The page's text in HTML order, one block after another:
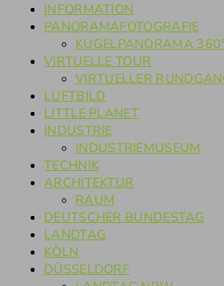
INFORMATION
PANORAMAFOTOGRAFIE
KUGELPANORAMA
VIRTUELLE TOUR
VIRTUELLER
LUFTBILD
LITTLE PLANET
INDUSTRIE
INDUSTRIEMUSEUM
TECHNIK
ARCHITEKTUR
RAUM
DEUTSCHER BUNDESTAG
LANDTAG
KÖLN
DÜSSELDORF